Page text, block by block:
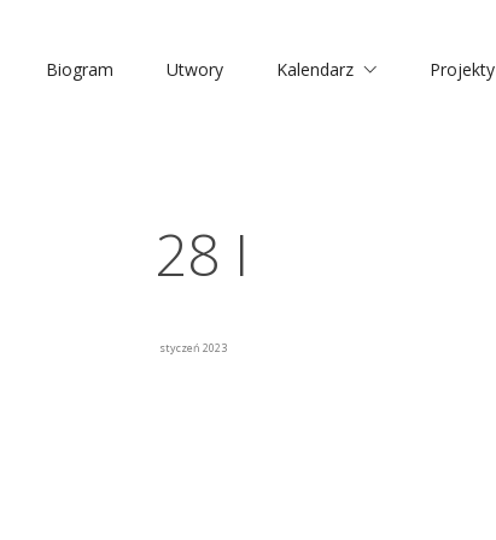
Biogram Utwory Kalendarz Projekty
28 I
styczeń 2023